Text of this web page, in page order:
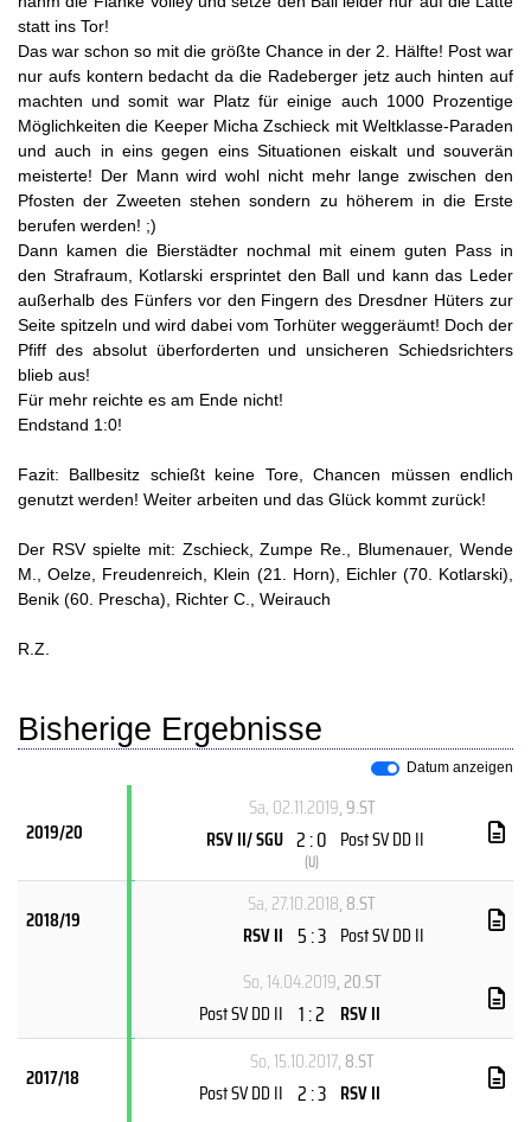
statt ins Tor!
Das war schon so mit die größte Chance in der 2. Hälfte! Post war
nur aufs kontern bedacht da die Radeberger jetz auch hinten auf
machten und somit war Platz für einige auch 1000 Prozentige
Möglichkeiten die Keeper Micha Zschieck mit Weltklasse-Paraden
und auch in eins gegen eins Situationen eiskalt und souverän
meisterte! Der Mann wird wohl nicht mehr lange zwischen den
Pfosten der Zweeten stehen sondern zu höherem in die Erste
berufen werden! ;)
Dann kamen die Bierstädter nochmal mit einem guten Pass in
den Strafraum, Kotlarski ersprintet den Ball und kann das Leder
außerhalb des Fünfers vor den Fingern des Dresdner Hüters zur
Seite spitzeln und wird dabei vom Torhüter weggeräumt! Doch der
Pfiff des absolut überforderten und unsicheren Schiedsrichters
blieb aus!
Für mehr reichte es am Ende nicht!
Endstand 1:0!
Fazit: Ballbesitz schießt keine Tore, Chancen müssen endlich
genutzt werden! Weiter arbeiten und das Glück kommt zurück!
Der RSV spielte mit: Zschieck, Zumpe Re., Blumenauer, Wende
M., Oelze, Freudenreich, Klein (21. Horn), Eichler (70. Kotlarski),
Benik (60. Prescha), Richter C., Weirauch
R.Z.
Bisherige Ergebnisse
Datum anzeigen
2019/20
Sa, 02.11.2019, 9.ST
RSV II/ SGU 2 : 0
(U)
Post SV DD II
2018/19
Sa, 27.10.2018, 8.ST
RSV II 5 : 3 Post SV DD II
So, 14.04.2019, 20.ST
Post SV DD II 1 : 2 RSV II
2017/18
So, 15.10.2017, 8.ST
Post SV DD II 2 : 3 RSV II